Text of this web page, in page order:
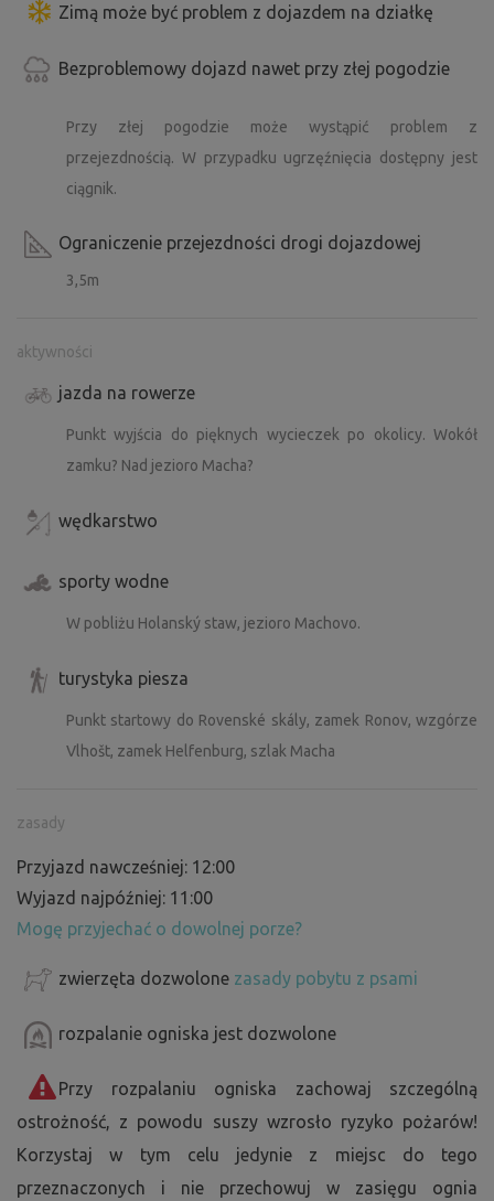
Zimą może być problem z dojazdem na działkę
Bezproblemowy dojazd nawet przy złej pogodzie
Przy złej pogodzie może wystąpić problem z
przejezdnością. W przypadku ugrzęźnięcia dostępny jest
ciągnik.
Ograniczenie przejezdności drogi dojazdowej
3,5m
aktywności
jazda na rowerze
Punkt wyjścia do pięknych wycieczek po okolicy. Wokół
zamku? Nad jezioro Macha?
wędkarstwo
sporty wodne
W pobliżu Holanský staw, jezioro Machovo.
turystyka piesza
Punkt startowy do Rovenské skály, zamek Ronov, wzgórze
Vlhošt, zamek Helfenburg, szlak Macha
zasady
Przyjazd nawcześniej: 12:00
Wyjazd najpóźniej: 11:00
Mogę przyjechać o dowolnej porze?
zwierzęta dozwolone zasady pobytu z psami
rozpalanie ogniska jest dozwolone
Przy rozpalaniu ogniska zachowaj szczególną
ostrożność, z powodu suszy wzrosło ryzyko pożarów!
Korzystaj w tym celu jedynie z miejsc do tego
przeznaczonych i nie przechowuj w zasięgu ognia